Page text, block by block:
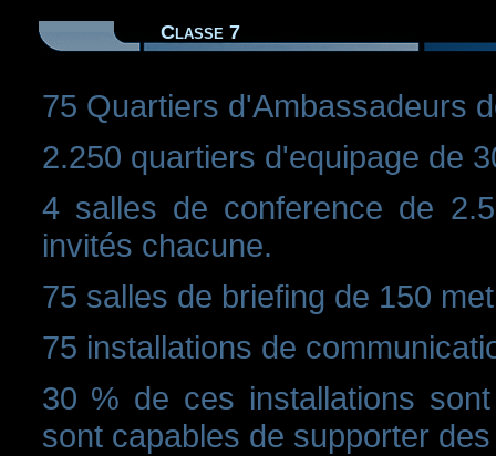
Classe 7
75 Quartiers d'Ambassadeurs
2.250 quartiers d'equipage de
4 salles de conference de
invités chacune.
75 salles de briefing de 150
75 installations de
30 % de ces installations
sont capables de supporter